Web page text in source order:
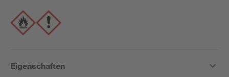
Eigenschaften